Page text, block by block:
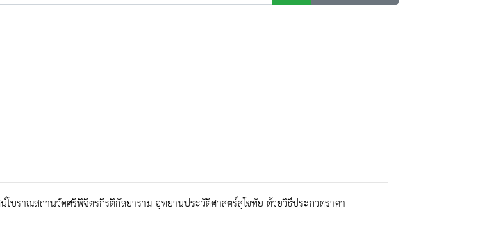
บราณสถานวัดศรีพิจิตรกิรติกัลยาราม อุทยานประวัติศาสตร์สุโขทัย ด้วยวิธีประกวดราคา